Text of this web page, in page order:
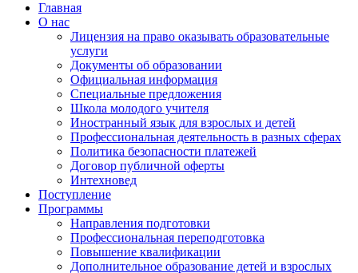
Главная
О нас
Лицензия на право оказывать образовательные
услуги
Документы об образовании
Официальная информация
Специальные предложения
Школа молодого учителя
Иностранный язык для взрослых и детей
Профессиональная деятельность в разных сферах
Политика безопасности платежей
Договор публичной оферты
Интехновед
Поступление
Программы
Направления подготовки
Профессиональная переподготовка
Повышение квалификации
Дополнительное образование детей и взрослых